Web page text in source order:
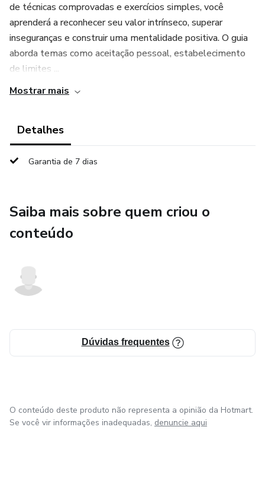
de técnicas comprovadas e exercícios simples, você
aprenderá a reconhecer seu valor intrínseco, superar
inseguranças e construir uma mentalidade positiva. O guia
aborda temas como aceitação pessoal, estabelecimento
de limites ...
Mostrar mais
Detalhes
Garantia de 7 dias
Saiba mais sobre quem criou o
conteúdo
Dúvidas frequentes
O conteúdo deste produto não representa a opinião da Hotmart.
Se você vir informações inadequadas, denuncie aqui